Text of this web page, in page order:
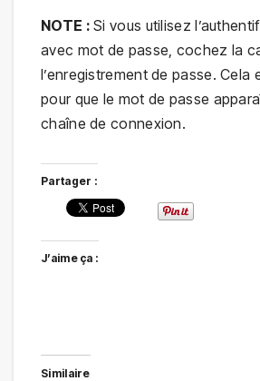
NOTE :Si vous utilisez
avec mot de passe, cochez la
l’enregistrement de passe. Cela
pour que le mot de passe
chaîne de connexion.
Partager :
J’aime ça :
Similaire